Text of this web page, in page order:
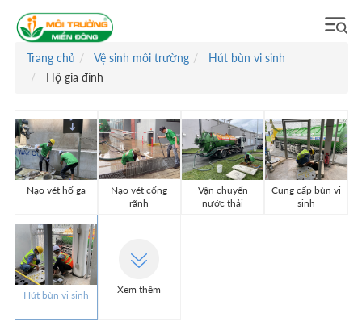
Trang chủ Vệ sinh môi trường
Hút bùn vi sinh
Hộ gia đình
Nạo vét hố ga
Nạo vét cống
rãnh
Vận chuyển
nước thải
Cung cấp bùn vi
sinh
Hút bùn vi sinh Xem thêm